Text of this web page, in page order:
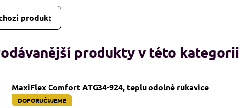
produkt
produkty v této kategorii
MaxiFlex Comfort ATG34-924, teplu odolné rukavice
DOPORUČUJEME